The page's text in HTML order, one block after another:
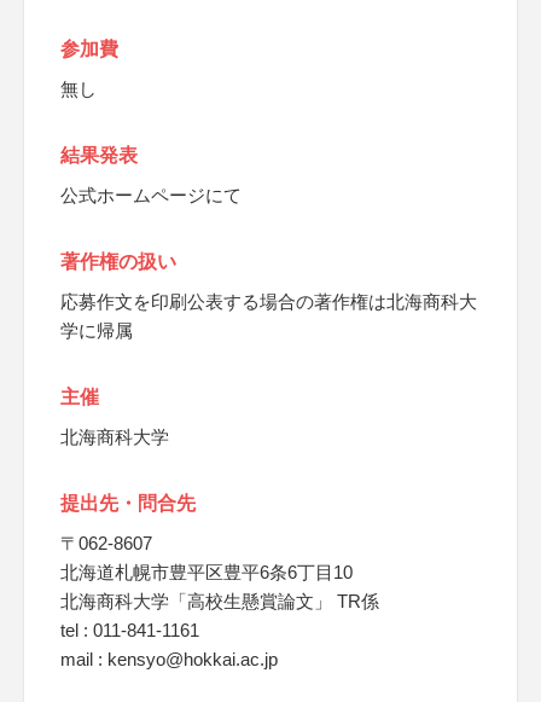
参加費
無し
結果発表
公式ホームページにて
著作権の扱い
応募作文を印刷公表する場合の著作権は北海商科大
学に帰属
主催
北海商科大学
提出先・問合先
〒062-8607
北海道札幌市豊平区豊平6条6丁目10
北海商科大学「高校生懸賞論文」 TR係
tel : 011-841-1161
mail : kensyo@hokkai.ac.jp